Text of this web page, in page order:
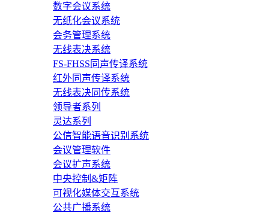
数字会议系统
无纸化会议系统
会务管理系统
无线表决系统
FS-FHSS同声传译系统
红外同声传译系统
无线表决同传系统
领导者系列
灵达系列
公信智能语音识别系统
会议管理软件
会议扩声系统
中央控制&矩阵
可视化媒体交互系统
公共广播系统